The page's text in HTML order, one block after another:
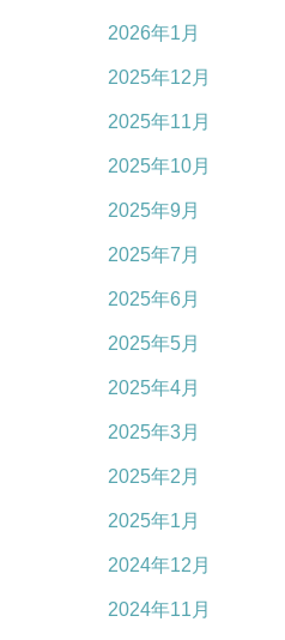
2026年1月
2025年12月
2025年11月
2025年10月
2025年9月
2025年7月
2025年6月
2025年5月
2025年4月
2025年3月
2025年2月
2025年1月
2024年12月
2024年11月